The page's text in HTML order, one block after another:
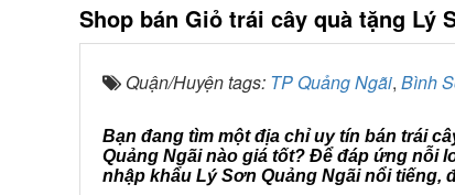
Shop bán Giỏ trái cây quà tặng Lý
Quận/Huyện tags: TP Quảng Ngãi, Bình
Bạn đang tìm một địa chỉ uy tín bán trái
Quảng Ngãi nào giá tốt? Để đáp ứng nỗi
nhập khẩu Lý Sơn Quảng Ngãi nổi